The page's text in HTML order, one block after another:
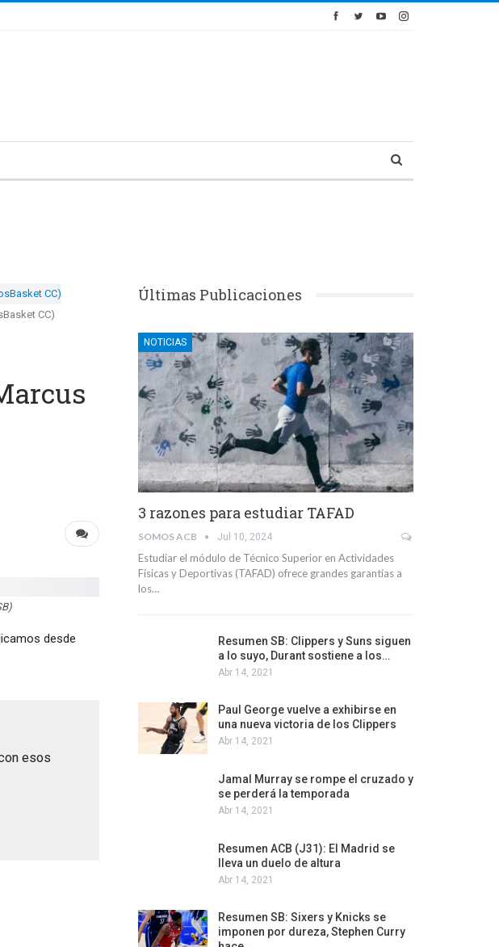
CC)
desde
esos
Últimas Publicaciones
NOTICIAS
3 razones para estudiar TAFAD
SOMOS ACB Jul 10, 2024
Estudiar el módulo de Técnico Superior en Actividades
Físicas y Deportivas (TAFAD) ofrece grandes garantías a
los…
Resumen SB: Clippers y Suns siguen
a lo suyo, Durant sostiene a los…
Abr 14, 2021
Paul George vuelve a exhibirse en
una nueva victoria de los Clippers
Abr 14, 2021
Jamal Murray se rompe el cruzado y
se perderá la temporada
Abr 14, 2021
Resumen ACB (J31): El Madrid se
lleva un duelo de altura
Abr 14, 2021
Resumen SB: Sixers y Knicks se
imponen por dureza, Stephen Curry